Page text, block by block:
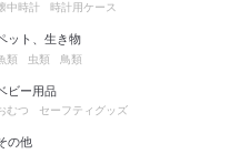
中時計 時計用ケース
ット、生き物
類 虫類 鳥類
ビー用品
むつ セーフティグッズ
の他